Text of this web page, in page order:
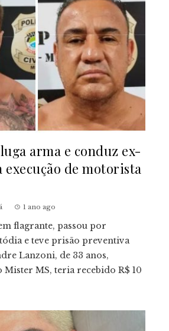
arma e conduz ex-
de motorista
1 ano ago
flagrante, passou por
e teve prisão preventiva
Lanzoni, de 33 anos,
MS, teria recebido R$ 10